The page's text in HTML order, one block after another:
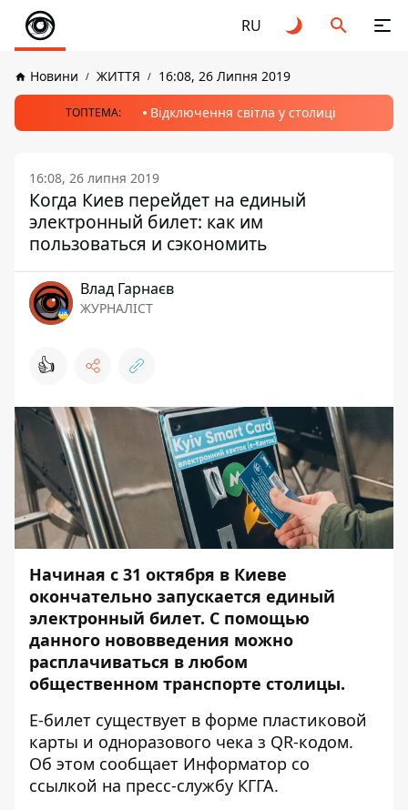
RU
Новини ЖИТТЯ 16:08, 26 Липня 2019
ТОПТЕМА: Відключення світла у столиці
16:08, 26 липня 2019
Когда Киев перейдет на единый
электронный билет: как им
пользоваться и сэкономить
Влад Гарнаєв
ЖУРНАЛІСТ
👍
Начиная с 31 октября в Киеве
окончательно запускается единый
электронный билет. С помощью
данного нововведения можно
расплачиваться в любом
общественном транспорте столицы.
Е-билет существует в форме пластиковой
карты и одноразового чека з QR-кодом.
Об этом сообщает Информатор со
ссылкой на пресс-службу КГГА.